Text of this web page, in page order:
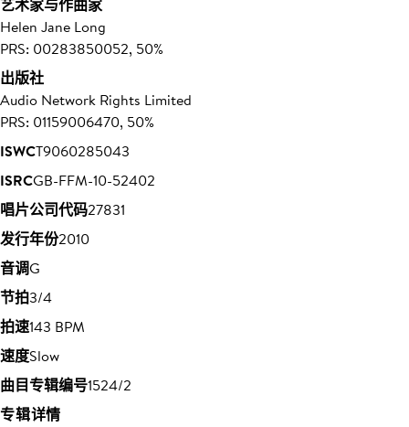
艺术家与作曲家
Helen Jane Long
PRS: 00283850052, 50%
出版社
Audio Network Rights Limited
PRS: 01159006470, 50%
ISWCT9060285043
ISRCGB-FFM-10-52402
唱片公司代码27831
发行年份2010
音调G
节拍3/4
拍速143 BPM
速度Slow
曲目专辑编号1524/2
专辑详情